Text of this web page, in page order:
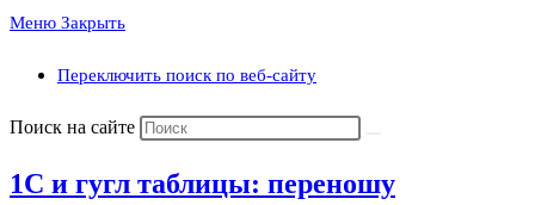
Меню Закрыть
Переключить поиск по веб-сайту
Поиск на сайте
1C и гугл таблицы: переношу